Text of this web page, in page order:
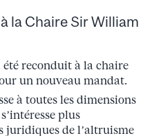
la Chaire Sir William
été reconduit à la chaire
un nouveau mandat.
à toutes les dimensions
plus
juridiques de l’altruisme